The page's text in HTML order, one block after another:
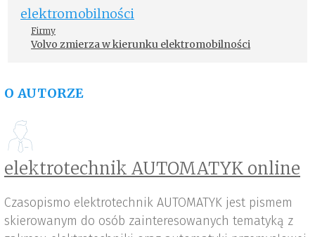
Firmy
Volvo zmierza w kierunku elektromobilności
O AUTORZE
elektrotechnik AUTOMATYK online
Czasopismo elektrotechnik AUTOMATYK jest pismem
skierowanym do osób zainteresowanych tematyką z